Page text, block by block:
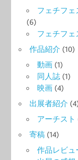
フェチフ
(6)
フェチフェ
作品紹介 (10)
動画 (1)
同人誌 (1)
映画 (4)
出展者紹介
アーチスト
寄稿 (14)
作品レビュ